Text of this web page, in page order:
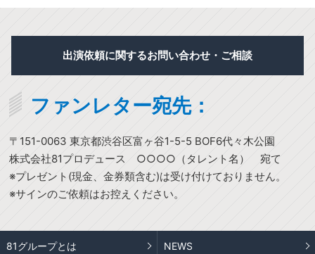
出演依頼に関するお問い合わせ・ご相談
ファンレター宛先：
〒151-0063 東京都渋谷区富ヶ谷1-5-5 BOF6代々木公園
株式会社81プロデュース ○○○○（タレント名） 宛て
※プレゼント(現金、金券類含む)は受け付けておりません。
※サインのご依頼はお控えください。
81グループとは NEWS